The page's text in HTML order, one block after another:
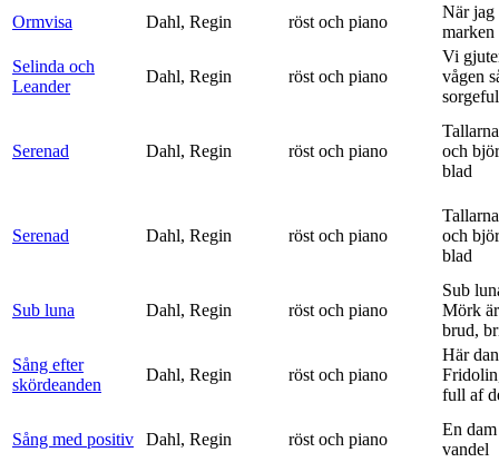
Ormvisa Dahl, Regin röst och piano
När jag
marken
Selinda och
Leander
Dahl, Regin röst och piano
Vi
vågen
Serenad Dahl, Regin röst och piano
och
blad
Serenad Dahl, Regin röst och piano
och
blad
Sub luna Dahl, Regin röst och piano
Sub
Mörk
brud,
Sång efter
skördeanden
Dahl, Regin röst och piano
Här
full af
Sång med positiv Dahl, Regin röst och piano
En
vandel